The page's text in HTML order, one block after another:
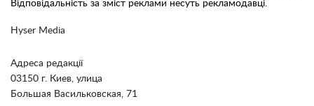
Hyser Media
Адреса редакції
03150 г. Киев, улица
Большая Васильковская, 71
Відповідальність за зміст реклами несуть рекламодавці.